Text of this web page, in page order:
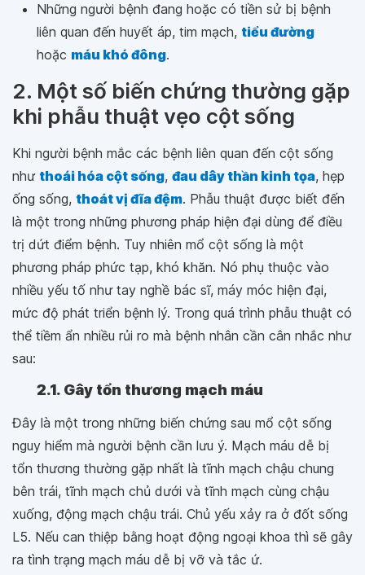
Những người bệnh đang hoặc có tiền sử bị bệnh
liên quan đến huyết áp, tim mạch, tiểu đường
hoặc máu khó đông.
2. Một số biến chứng thường gặp
khi phẫu thuật vẹo cột sống
Khi người bệnh mắc các bệnh liên quan đến cột sống
như thoái hóa cột sống, đau dây thần kinh tọa, hẹp
ống sống, thoát vị đĩa đệm. Phẫu thuật được biết đến
là một trong những phương pháp hiện đại dùng để điều
trị dứt điểm bệnh. Tuy nhiên mổ cột sống là một
phương pháp phức tạp, khó khăn. Nó phụ thuộc vào
nhiều yếu tố như tay nghề bác sĩ, máy móc hiện đại,
mức độ phát triển bệnh lý. Trong quá trình phẫu thuật có
thể tiềm ẩn nhiều rủi ro mà bệnh nhân cần cân nhắc như
sau:
2.1. Gây tổn thương mạch máu
Đây là một trong những biến chứng sau mổ cột sống
nguy hiểm mà người bệnh cần lưu ý. Mạch máu dễ bị
tổn thương thường gặp nhất là tĩnh mạch chậu chung
bên trái, tĩnh mạch chủ dưới và tĩnh mạch cùng chậu
xuống, động mạch chậu trái. Chủ yếu xảy ra ở đốt sống
L5. Nếu can thiệp bằng hoạt động ngoại khoa thì sẽ gây
ra tình trạng mạch máu dễ bị vỡ và tắc ứ.